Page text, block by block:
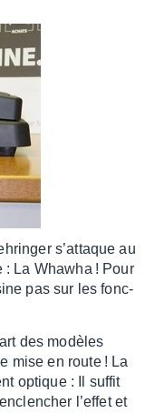
s’at­taque au
La Whawha ! Pour
pas sur les fonc­
des modèles
mise en route ! La
optique : Il suffit
l’ef­fet et